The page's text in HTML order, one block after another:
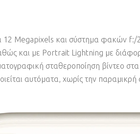
12 Megapixels και σύστημα φακών f:/
και με Portrait Lightning με
σταθεροποίηση βίντεο
αυτόματα, χωρίς την